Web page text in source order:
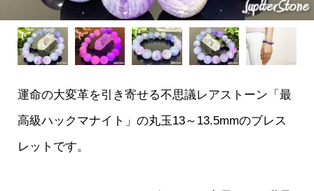
運命の大変革を引き寄せる不思議レアストーン「最
高級ハックマナイト」の丸玉13～13.5mmのブレス
レットです。